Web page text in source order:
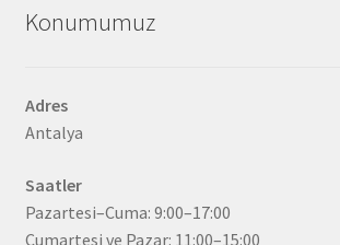
Konumumuz
Adres
Antalya
Saatler
Pazartesi–Cuma: 9:00–17:00
Cumartesi ve Pazar: 11:00–15:00